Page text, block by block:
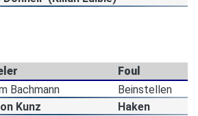
Foul
Bachmann
Beinstellen
Kunz
Haken